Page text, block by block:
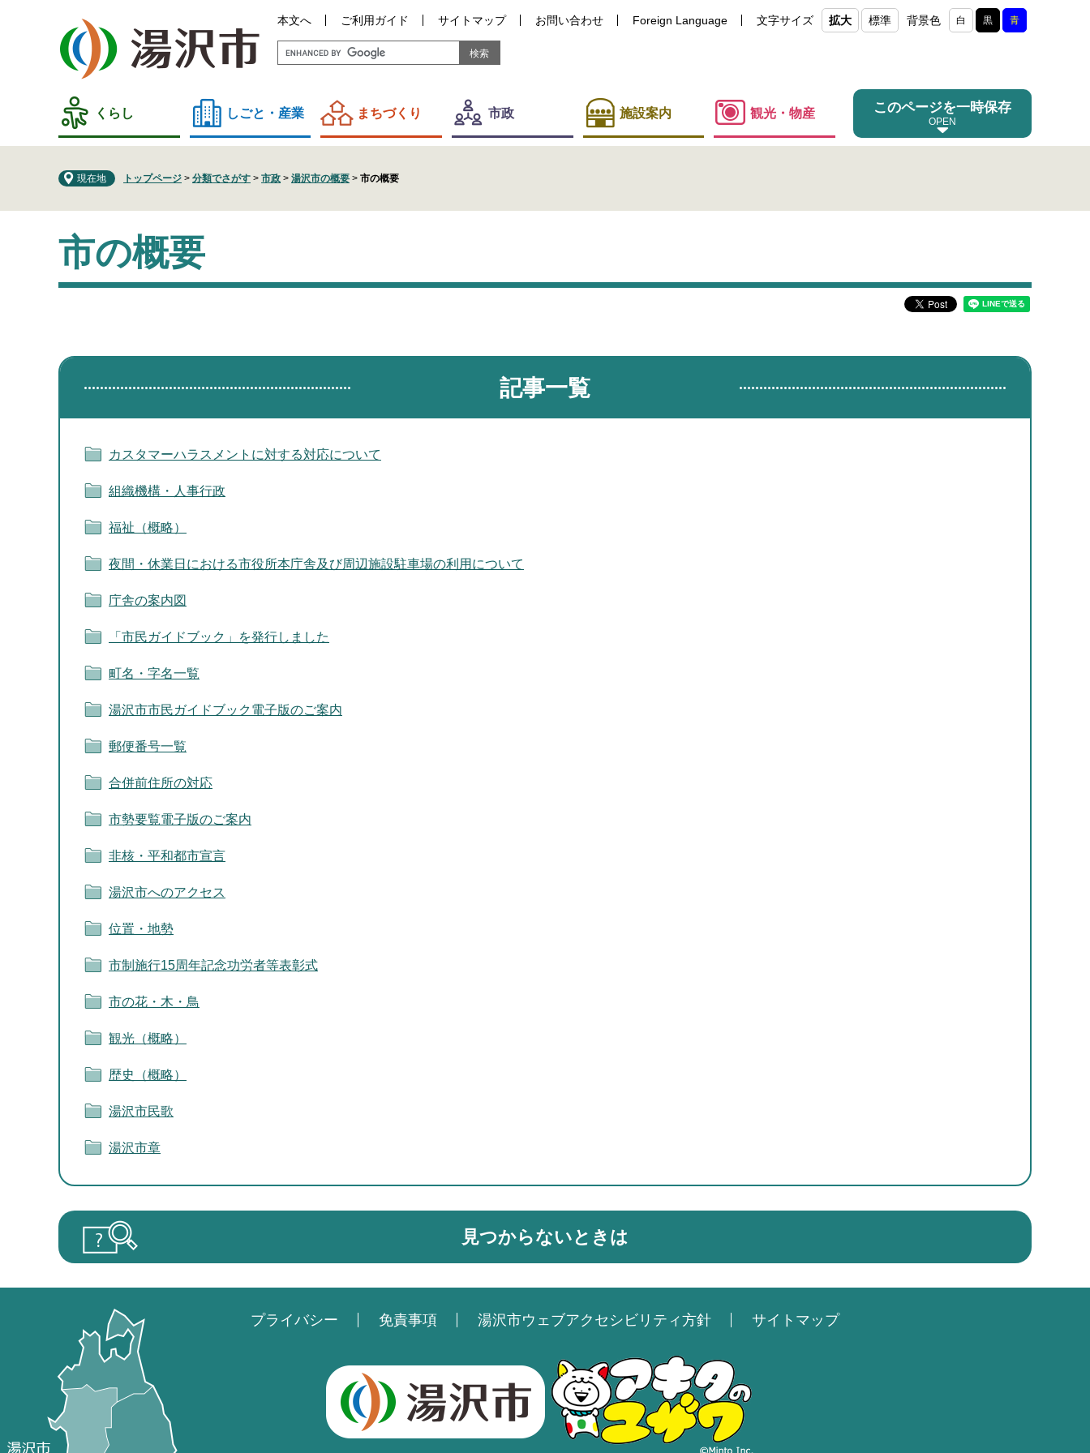
す
し
本文へ ご利用ガイド サイトマップ お問い合わせ Foreign Language 文字サイズ 拡大 標準 背景色 白 黒 青
くらし しごと・産業 まちづくり 市政 施設案内 観光・物産 このページを一時保存
現在地 トップページ > 分類でさがす > 市政 > 湯沢市の概要 > 市の概要
文
市の概要
記事一覧
カスタマーハラスメントに対する対応について
組織機構・人事行政
福祉（概略）
夜間・休業日における市役所本庁舎及び周辺施設駐車場の利用について
庁舎の案内図
「市民ガイドブック」を発行しました
町名・字名一覧
湯沢市市民ガイドブック電子版のご案内
郵便番号一覧
合併前住所の対応
市勢要覧電子版のご案内
非核・平和都市宣言
湯沢市へのアクセス
位置・地勢
市制施行15周年記念功労者等表彰式
市の花・木・鳥
観光（概略）
歴史（概略）
湯沢市民歌
湯沢市章
見つからないときは
プライバシー 免責事項 湯沢市ウェブアクセシビリティ方針 サイトマップ